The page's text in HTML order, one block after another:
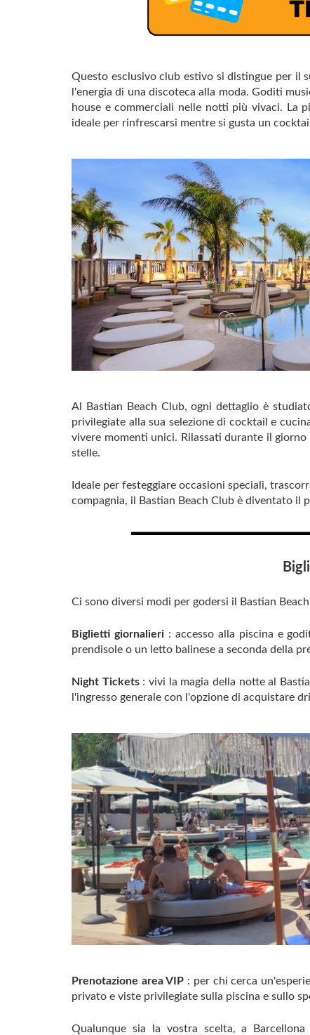
Questo esclusivo club estivo si distingue per il
l'energia di una discoteca alla moda. Goditi
house e commerciali nelle notti più vivaci. La
ideale per rinfrescarsi mentre si gusta un
Al Bastian Beach Club, ogni dettaglio è
privilegiate alla sua selezione di cocktail e
vivere momenti unici. Rilassati durante il
stelle.
Ideale per festeggiare occasioni speciali,
compagnia, il Bastian Beach Club è diventato
Ci sono diversi modi per godersi il Bastian
Biglietti giornalieri: accesso alla piscina e
prendisole o un letto balinese a seconda della
Night Tickets: vivi la magia della notte al
l'ingresso generale con l'opzione di acquistare
Prenotazione area VIP : per chi cerca
privato e viste privilegiate sulla piscina e sullo
Qualunque sia la vostra scelta, a